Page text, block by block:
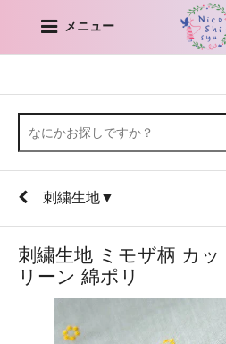
メニュー
刺繍生地▼
刺繍生地 ミモザ柄 カ
リーン 綿ポリ